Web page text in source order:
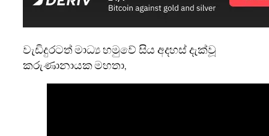
වැඩිදුරටත් මාධ්‍ය හමුවේ සිය අදහස් දැක්වූ
කරුණානායක මහතා,